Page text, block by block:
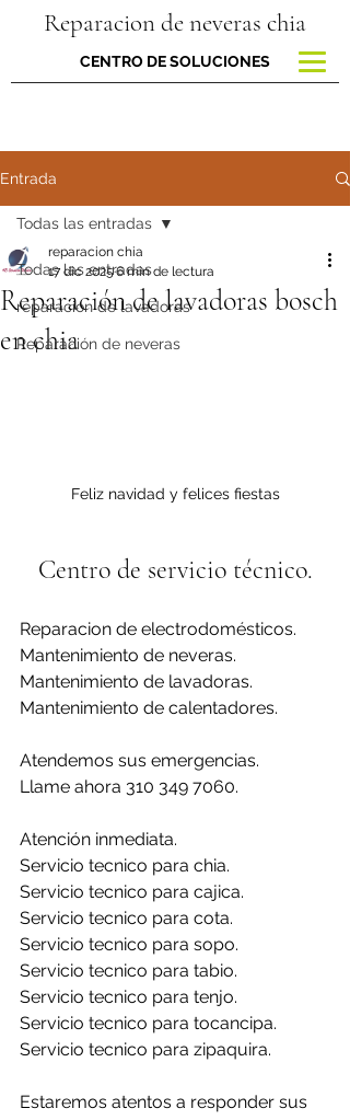
Reparacion de neveras chia
CENTRO DE SOLUCIONES
Entrada
Todas las entradas
reparacion de lavadoras
Reparación de neveras
Todas las entradas
Reparación de lavadoras bosch
en chia
reparacion chia
17 dic 20256 min de lectura
Feliz navidad y felices fiestas
Centro de servicio técnico.
Reparacion de electrodomésticos.
Mantenimiento de neveras.
Mantenimiento de lavadoras.
Mantenimiento de calentadores.
Atendemos sus emergencias.
Llame ahora 310 349 7060.
Atención inmediata.
Servicio tecnico para chia.
Servicio tecnico para cajica.
Servicio tecnico para cota.
Servicio tecnico para sopo.
Servicio tecnico para tabio.
Servicio tecnico para tenjo.
Servicio tecnico para tocancipa.
Servicio tecnico para zipaquira.
Estaremos atentos a responder sus